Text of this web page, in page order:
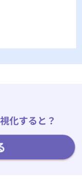
化すると？